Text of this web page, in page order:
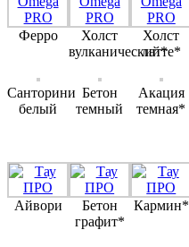
Ферро
Холст
вулканический*
Холст
латте*
Санторини
белый
Бетон
темный
Акация
темная*
Айвори
Бетон
графит*
Кармин*